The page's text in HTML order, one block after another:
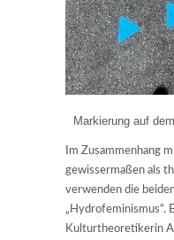
Markierung auf
Im Zusammenhang
gewissermaßen als
verwenden die
„Hydrofeminismus“.
Kulturtheoretikerin